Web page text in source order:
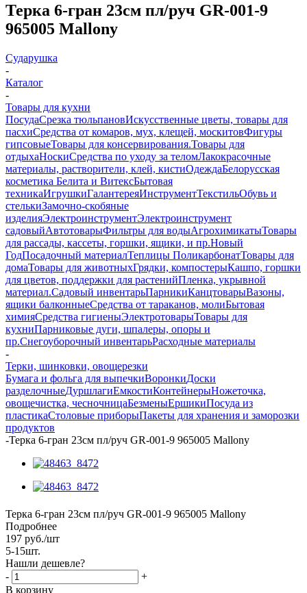
Терка 6-гран 23см пл/руч GR-001-9
965005 Mallony
Сударушка
-
Каталог
-
Товары для кухни
ПосудаСрезка тюльпановИскусственные цветы, товары для
пасхиСредства от комаров, мух, клещей, москитовФигуры
гипсовыеТовары для консервирования.Товары для
отдыхаНоскиСредства по уходу за теломЛакокрасочные
материалы, растворители, клей, кистиОдеждаБелорусская
косметика Белита и ВитексБытовая
техникаИгрушкиГалантереяИнструментТекстильОбувь и
стелькиЗамочно-скобяные
изделияЭлектроинструментЭлектроинструмент
садовыйАвтотоварыФильтры для водыАгрохимикатыТовары
для рассады, кассеты, горшки, ящики, и пр.Новый
ГодПосадочный материалТеплицы ПоликарбонатТовары для
домаТовары для животныхГрядки, компостерыКашпо, горшки
для цветов, поддержки для растенийПленка, укрывной
материал.Садовый инвентарьПарникиКанцтоварыВазоны,
ящики балконныеСредства от тараканов, молиБытовая
химияСредства гигиеныЭлектротоварыТовары для
кухниПарниковые дуги, шпалеры, опоры и
пр.Снегоуборочный инвентарьРасходные материалы
-
Терки, шинковки, овощерезки
Бумага и фольга для выпечкиВоронкиДоски
разделочныеДуршлагиЕмкостиКонтейнерыНожеточка,
овощечистка, чесночницаБезменыЕршикиПосуда из
пластикаСтоловые приборыПакеты для хранения и заморозки
продуктов
-Терка 6-гран 23см пл/руч GR-001-9 965005 Mallony
Терка 6-гран 23см пл/руч GR-001-9 965005 Mallony
Подробнее
197 руб./шт
5-15шт.
Нашли дешевле?
-
+
В корзину